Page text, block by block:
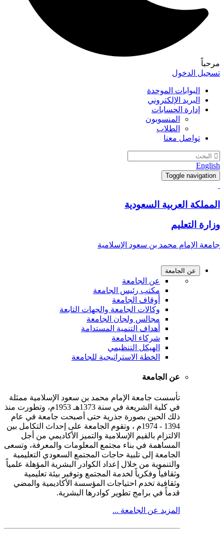
مرحباً
تسجيل الدخول
البوابات الموحدة
البريد الإلكتروني
إدارة الحسابات
المنسوبون
الطلاب
تواصل معنا
English
Toggle navigation
المملكة العربية السعودية
وزارة التعليم
جامعة الإمام محمد بن سعود الإسلامية
عن الجامعة
عن الجامعة
مكتب رئيس الجامعة
أوقاف الجامعة
وكالات الجامعة والجهات التابعة
مجالس ولجان الجامعة
أهداف التنمية المستدامة
شركاء الجامعة
الهيكل التنظيمي
الخطة الاستراتيجية للجامعة
عن الجامعة
تأسست جامعة الإمام محمد بن سعود الإسلامية ممثلة
في كلية الشريعة في سنة 1373هـ 1953م، وتطورت منذ
ذلك الحين بصورة جذرية حتى أصبحت جامعة في عام
1394 - 1974م ، وتقوم الجامعة على إحداث التكامل بين
الالتزام بالقيم الإسلامية والتميز الأكاديمي من أجل
المساهمة في بناء مجتمع المعلومات والمعرفة، وتسعى
الجامعة إلى تلبية حاجات المجتمع السعودي التعليمية
والتنموية من خلال إعداد الكوادر البشرية المؤهلة علمياً
وثقافياً وفكرياً لخدمة المجتمع وتوفير بيئة تعليمية
وثقافية تخدم احتياجات المؤسسة الأكاديمية والمضي
قدماً في برامج تطوير كوادرها البشرية.
المزيد عن الجامعة ...